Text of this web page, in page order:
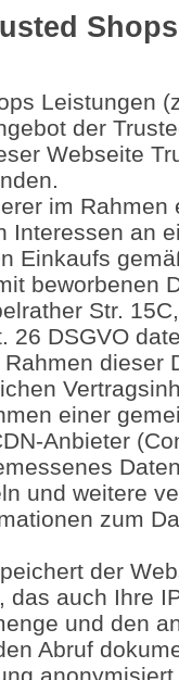
Leistungen
der
Webseite
im
Interessen an
Einkaufs
beworbenen
Str.
26 DSGVO
dieser
einer
Anbieter
und weitere
zum
der
das auch Ihre
und den
Abruf